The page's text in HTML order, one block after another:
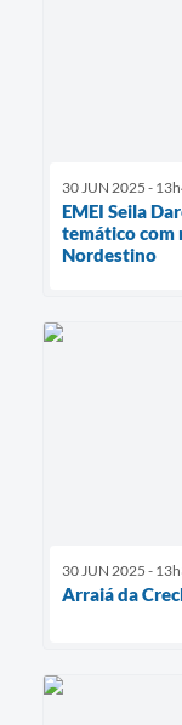
30 JUN 2025 -
EMEI Seila
temático com
Nordestino
30 JUN 2025 -
Arraiá da